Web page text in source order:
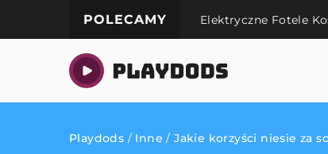
POLECAMY Elektryczne Fotele
Playdods / Inne /Jakie korzyści niesie za